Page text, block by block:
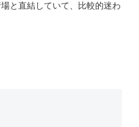
と直結していて、比較的迷わ